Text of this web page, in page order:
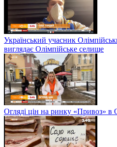
Український учасник
виглядає Олімпійське селище
Огляді цін на ринку «Привоз» в